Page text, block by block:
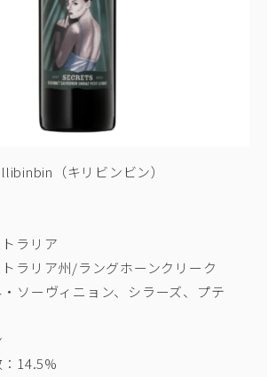
（キリビンビン）
ラリア
ラリア州/ラングホーンクリーク
ソーヴィニョン、シラーズ、プテ
14.5%